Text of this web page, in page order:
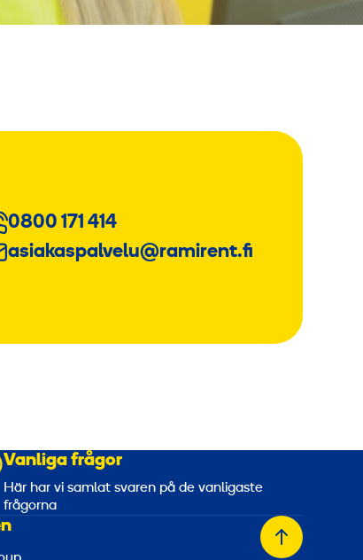
0800 171 414
asiakaspalvelu@ramirent.fi
Vanliga frågor
Här har vi samlat svaren på de vanligaste
frågorna
Tillbaka